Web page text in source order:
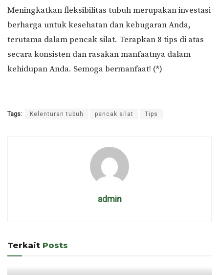
Meningkatkan fleksibilitas tubuh merupakan investasi
berharga untuk kesehatan dan kebugaran Anda,
terutama dalam pencak silat. Terapkan 8 tips di atas
secara konsisten dan rasakan manfaatnya dalam
kehidupan Anda. Semoga bermanfaat! (*)
Tags: Kelenturan tubuh pencak silat Tips
admin
Terkait Posts